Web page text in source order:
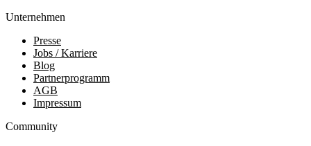
Unternehmen
Presse
Jobs / Karriere
Blog
Partnerprogramm
AGB
Impressum
Community